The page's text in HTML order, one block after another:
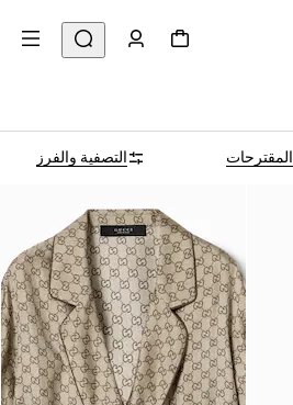
المقترحات التصفية والفرز